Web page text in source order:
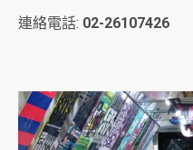
連絡電話: 02-26107426